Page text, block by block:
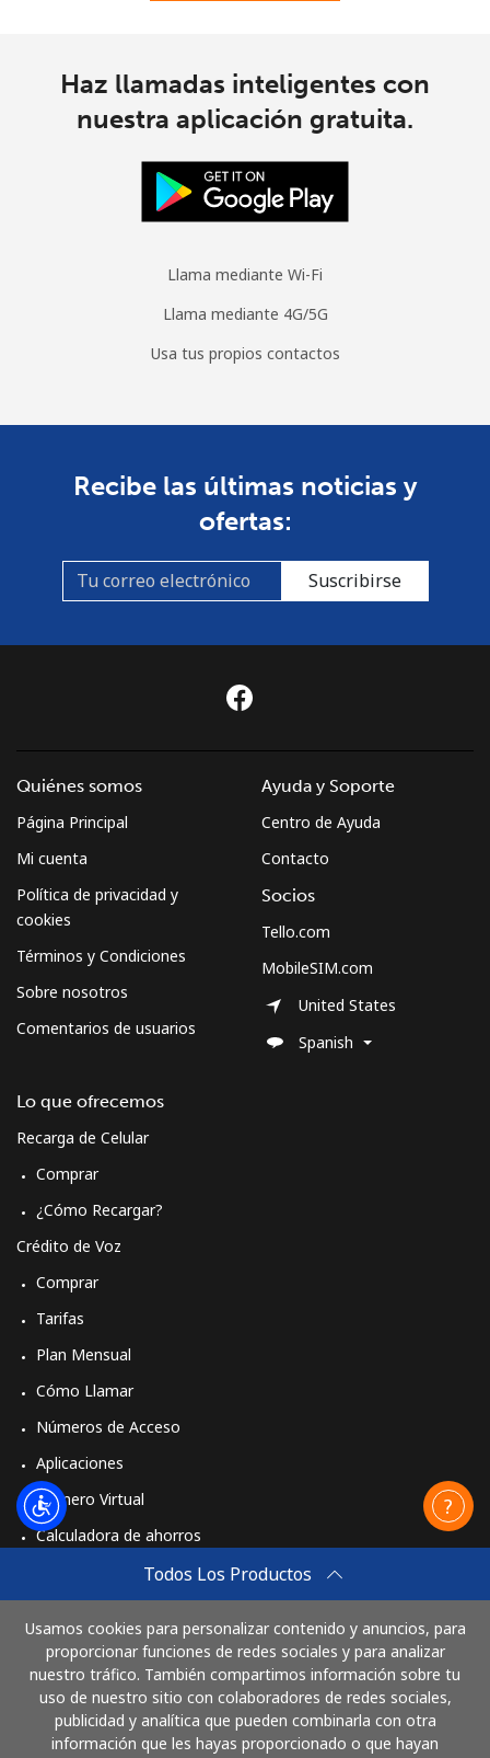
Haz llamadas inteligentes con
nuestra aplicación gratuita.
Llama mediante Wi-Fi
Llama mediante 4G/5G
Usa tus propios contactos
Recibe las últimas noticias y
ofertas:
Suscribirse
Todos Los Productos
Usamos cookies para personalizar contenido y anuncios, para
proporcionar funciones de redes sociales y para analizar
nuestro tráfico. También compartimos información sobre tu
uso de nuestro sitio con colaboradores de redes sociales,
publicidad y analítica que pueden combinarla con otra
información que les hayas proporcionado o que hayan
Quiénes somos
Página Principal
Mi cuenta
Política de privacidad y
cookies
Términos y Condiciones
Sobre nosotros
Comentarios de usuarios
Lo que ofrecemos
Recarga de Celular
Comprar
¿Cómo Recargar?
Crédito de Voz
Comprar
Tarifas
Plan Mensual
Cómo Llamar
Números de Acceso
Aplicaciones
Número Virtual
Calculadora de ahorros
Comprar
Cómo funciona
Ayuda y Soporte
Centro de Ayuda
Contacto
Socios
Tello.com
MobileSIM.com
United States
Spanish
Paga con